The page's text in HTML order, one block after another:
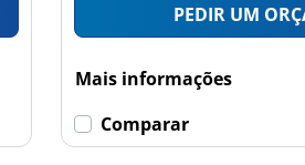
PEDIR UM
Mais informações
Comparar